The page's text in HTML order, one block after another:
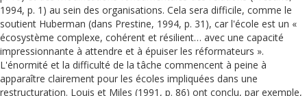
1994, p. 1) au sein des organisations. Cela sera difficile, comme le
soutient Huberman (dans Prestine, 1994, p. 31), car l'école est un «
écosystème complexe, cohérent et résilient… avec une capacité
impressionnante à attendre et à épuiser les réformateurs ».
L'énormité et la difficulté de la tâche commencent à peine à
apparaître clairement pour les écoles impliquées dans une
restructuration. Louis et Miles (1991, p. 86) ont conclu, par exemple,